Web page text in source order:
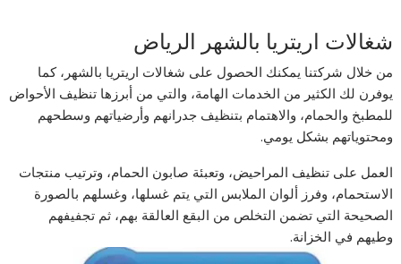
شغالات اريتريا بالشهر الرياض
من خلال شركتنا يمكنك الحصول على شغالات اريتريا بالشهر، كما
يوفرن لك الكثير من الخدمات الهامة، والتي من أبرزها تنظيف الأحواض
للمطبخ والحمام، والاهتمام بتنظيف جدرانهم وأرضياتهم وسطحهم
ومحتوياتهم بشكل يومي.
العمل على تنظيف المراحيض، وتعبئة صابون الحمام، وترتيب منتجات
الاستحمام، وفرز ألوان الملابس التي يتم غسلها، وغسلهم بالصورة
الصحيحة التي تضمن التخلص من البقع العالقة بهم، ثم تجفيفهم
وطيهم في الخزانة.